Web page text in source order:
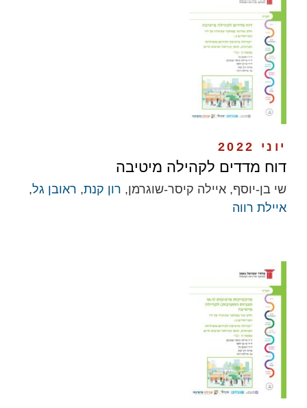
יוני 2022
דוח מדדים לקהילה מיטיבה
שי בן-יוסף, איילה קיסר-שוגרמן, רון קנת, ראובן גל,
איילת רווה